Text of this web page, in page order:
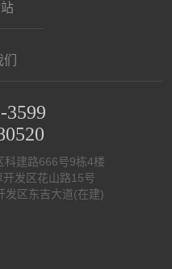
3599
科建路666号9栋4楼
发区花山路15号
发区东吉大道(在建)